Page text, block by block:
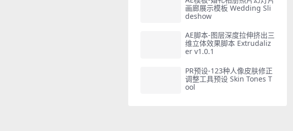
画廊展示模板 Wedding Sli
deshow
AE脚本-图层深度拉伸挤出三
维立体效果脚本 Extrudaliz
er v1.0.1
PR预设-123种人像皮肤修正
调整工具预设 Skin Tones T
ool